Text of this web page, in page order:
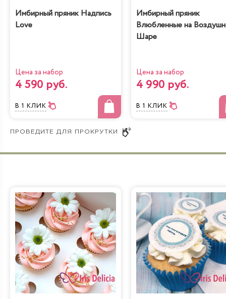
Имбирный пряник Надпись
Love
Цена за набор
4 590 руб.
В 1 КЛИК
Имбирный пряник
Влюбленные на
Шаре
Цена за набор
4 990 руб.
В 1 КЛИК